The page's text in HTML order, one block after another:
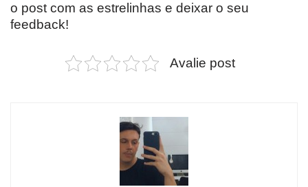
o post com as estrelinhas e deixar o seu
feedback!
Avalie post